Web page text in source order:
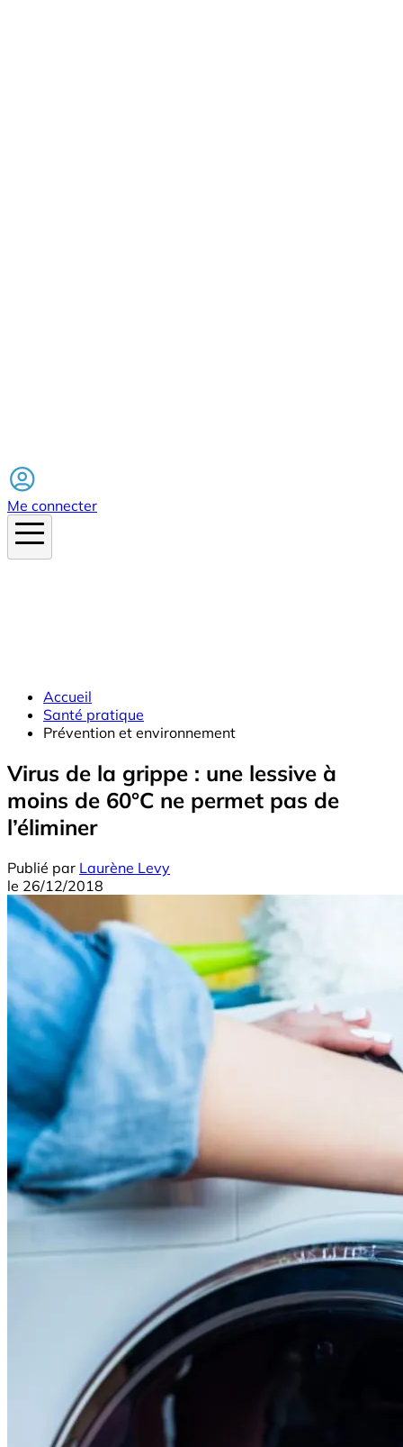
Me connecter
Accueil
Santé pratique
Prévention et environnement
Virus de la grippe : une lessive à
moins de 60°C ne permet pas de
l’éliminer
Publié par Laurène Levy
le 26/12/2018